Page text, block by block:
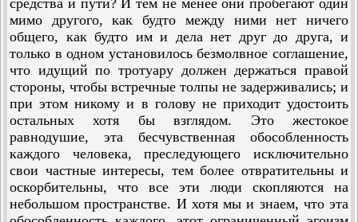
средства и пути? И тем не менее они пробегают один
мимо другого, как будто между ними нет ничего
общего, как будто им и дела нет друг до друга, и
только в одном установилось безмолвное соглашение,
что идущий по тротуару должен держаться правой
стороны, чтобы встречные толпы не задерживались; и
при этом никому и в голову не приходит удостоить
остальных хотя бы взглядом. Это жестокое
равнодушие, эта бесчувственная обособленность
каждого человека, преследующего исключительно
свои частные интересы, тем более отвратительны и
оскорбительны, что все эти люди скопляются на
небольшом пространстве. И хотя мы и знаем, что эта